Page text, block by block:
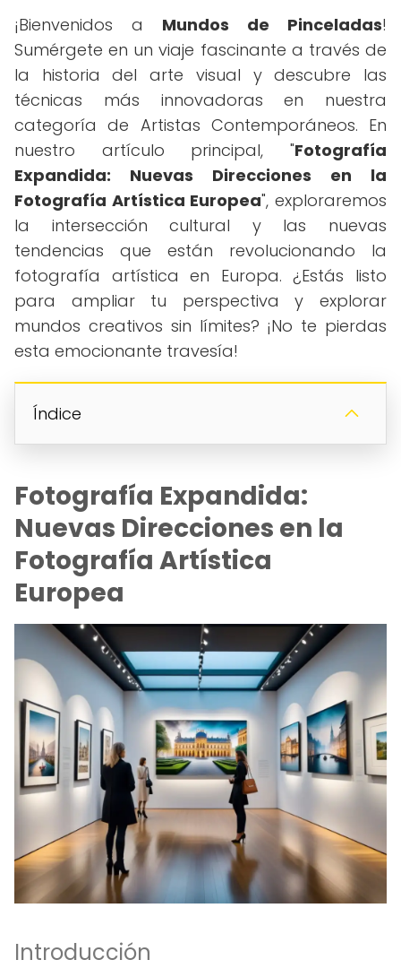
¡Bienvenidos a Mundos de Pinceladas!
Sumérgete en un viaje fascinante a través de
la historia del arte visual y descubre las
técnicas más innovadoras en nuestra
categoría de Artistas Contemporáneos. En
nuestro artículo principal, "Fotografía
Expandida: Nuevas Direcciones en la
Fotografía Artística Europea", exploraremos
la intersección cultural y las nuevas
tendencias que están revolucionando la
fotografía artística en Europa. ¿Estás listo
para ampliar tu perspectiva y explorar
mundos creativos sin límites? ¡No te pierdas
esta emocionante travesía!
Índice
Fotografía Expandida:
Nuevas Direcciones en la
Fotografía Artística
Europea
Introducción